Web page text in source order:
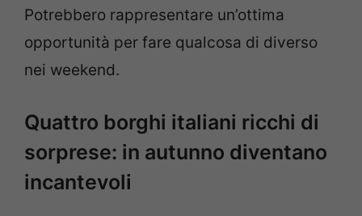
Potrebbero rappresentare un’ottima
opportunità per fare qualcosa di diverso
nei weekend.
Quattro borghi italiani ricchi di
sorprese: in autunno diventano
incantevoli